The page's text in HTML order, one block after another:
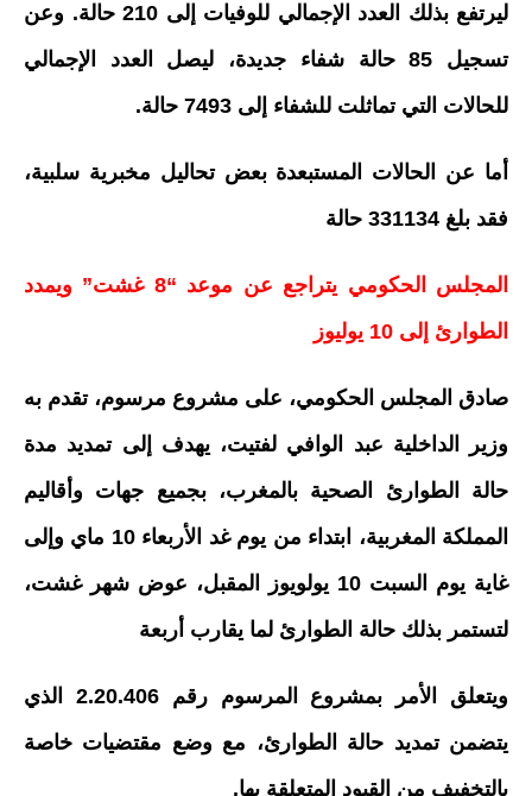
ليرتفع بذلك العدد الإجمالي للوفيات إلى 210 حالة. وعن
تسجيل 85 حالة شفاء جديدة، ليصل العدد الإجمالي
للحالات التي تماثلت للشفاء إلى 7493 حالة.
أما عن الحالات المستبعدة بعض تحاليل مخبرية سلبية،
فقد بلغ 331134 حالة
المجلس الحكومي يتراجع عن موعد “8 غشت” ويمدد
الطوارئ إلى 10 يوليوز
صادق المجلس الحكومي، على مشروع مرسوم، تقدم به
وزير الداخلية عبد الوافي لفتيت، يهدف إلى تمديد مدة
حالة الطوارئ الصحية بالمغرب، بجميع جهات وأقاليم
المملكة المغربية، ابتداء من يوم غد الأربعاء 10 ماي وإلى
غاية يوم السبت 10 يولويوز المقبل، عوض شهر غشت،
لتستمر بذلك حالة الطوارئ لما يقارب أربعة
ويتعلق الأمر بمشروع المرسوم رقم 2.20.406 الذي
يتضمن تمديد حالة الطوارئ، مع وضع مقتضيات خاصة
بالتخفيف من القيود المتعلقة بها.